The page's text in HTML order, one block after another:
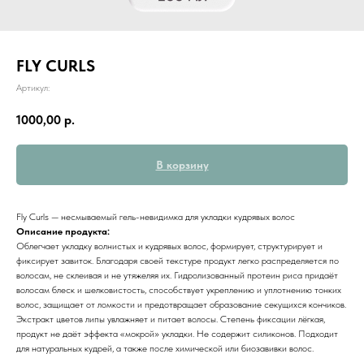
FLY CURLS
Артикул:
1000,00 р.
В корзину
Fly Curls — несмываемый гель-невидимка для укладки кудрявых волос
Описание продукта:
Облегчает укладку волнистых и кудрявых волос, формирует, структурирует и
фиксирует завиток. Благодаря своей текстуре продукт легко распределяется по
волосам, не склеивая и не утяжеляя их. Гидролизованный протеин риса придаёт
волосам блеск и шелковистость, способствует укреплению и уплотнению тонких
волос, защищает от ломкости и предотвращает образование секущихся кончиков.
Экстракт цветов липы увлажняет и питает волосы. Степень фиксации лёгкая,
продукт не даёт эффекта «мокрой» укладки. Не содержит силиконов. Подходит
для натуральных кудрей, а также после химической или биозавивки волос.